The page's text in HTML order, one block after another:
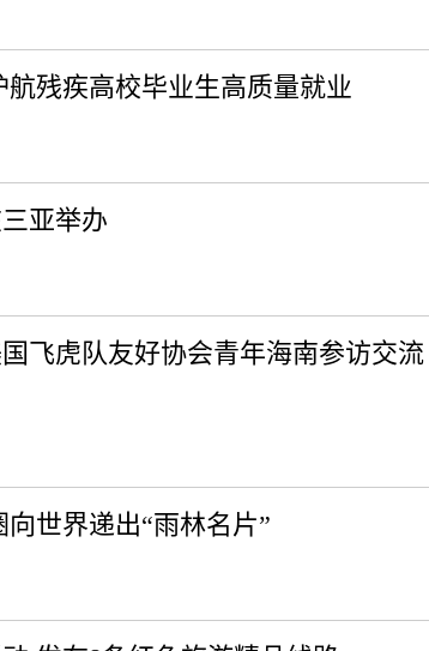
残疾高校毕业生高质量就业
亚举办
飞虎队友好协会青年海南参访交流
世界递出“雨林名片”